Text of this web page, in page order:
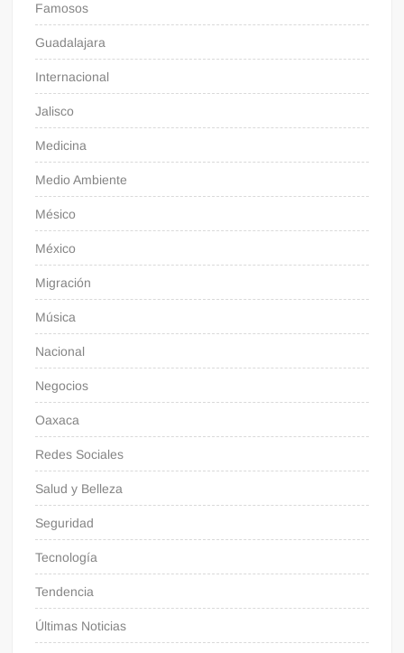
Famosos
Guadalajara
Internacional
Jalisco
Medicina
Medio Ambiente
Mésico
México
Migración
Música
Nacional
Negocios
Oaxaca
Redes Sociales
Salud y Belleza
Seguridad
Tecnología
Tendencia
Últimas Noticias